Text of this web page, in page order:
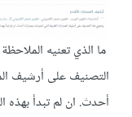
ما الذي تعنيه
التصنيف على أرشيف
أحدث. ان لم تبدأ بهذه